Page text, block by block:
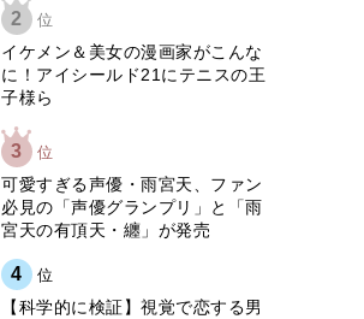
2 位
イケメン＆美女の漫画家がこんな
に！アイシールド21にテニスの王
子様ら
3 位
可愛すぎる声優・雨宮天、ファン
必見の「声優グランプリ」と「雨
宮天の有頂天・纏」が発売
4 位
【科学的に検証】視覚で恋する男